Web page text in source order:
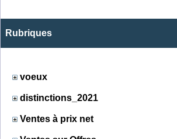
Rubriques
voeux
distinctions_2021
Ventes à prix net